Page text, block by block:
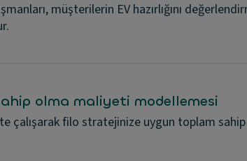
müşterilerin EV hazırlığını
olma maliyeti modellemesi
çalışarak filo stratejinize uygun toplam